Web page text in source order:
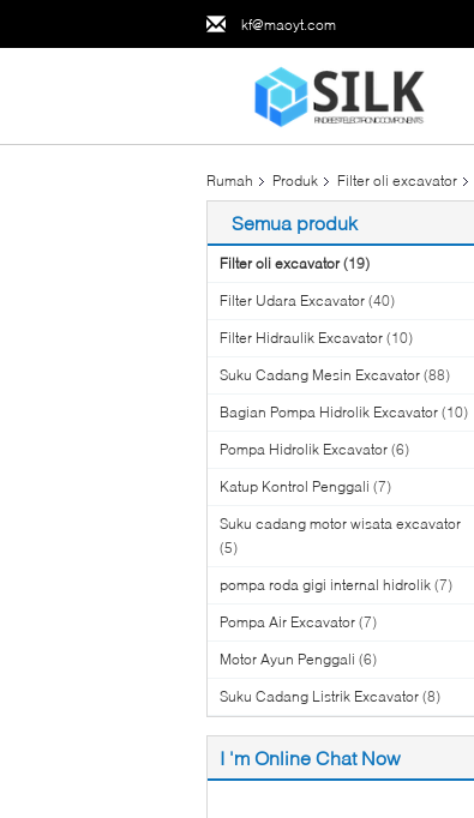
kf@maoyt.com
Rumah Produk Filter oli excavator
Semua produk
Filter oli excavator (19)
Filter Udara Excavator (40)
Filter Hidraulik Excavator (10)
Suku Cadang Mesin Excavator (88)
Bagian Pompa Hidrolik Excavator (10)
Pompa Hidrolik Excavator (6)
Katup Kontrol Penggali (7)
Suku cadang motor wisata excavator
(5)
pompa roda gigi internal hidrolik (7)
Pompa Air Excavator (7)
Motor Ayun Penggali (6)
Suku Cadang Listrik Excavator (8)
I 'm Online Chat Now